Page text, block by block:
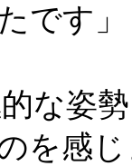
です
な姿
を感